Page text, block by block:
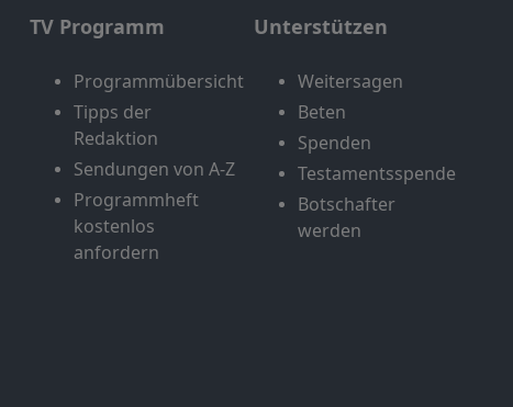
TV Programm
Programmübersicht
Tipps der
Redaktion
Sendungen von A-Z
Programmheft
kostenlos
anfordern
Unterstützen
Weitersagen
Beten
Spenden
Testamentsspende
Botschafter
werden